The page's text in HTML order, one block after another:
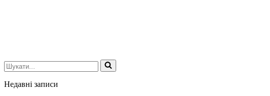
Шукати...
Недавні записи